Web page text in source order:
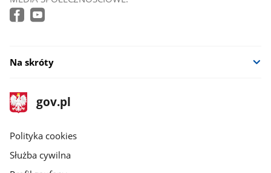
Na skróty
stopka
gov.pl
Strona
gov.pl
gov.pl
Polityka cookies
Służba cywilna